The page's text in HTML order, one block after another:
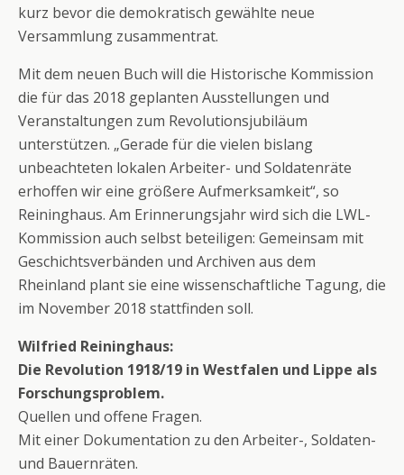
kurz bevor die demokratisch gewählte neue
Versammlung zusammentrat.
Mit dem neuen Buch will die Historische Kommission
die für das 2018 geplanten Ausstellungen und
Veranstaltungen zum Revolutionsjubiläum
unterstützen. „Gerade für die vielen bislang
unbeachteten lokalen Arbeiter- und Soldatenräte
erhoffen wir eine größere Aufmerksamkeit“, so
Reininghaus. Am Erinnerungsjahr wird sich die LWL-
Kommission auch selbst beteiligen: Gemeinsam mit
Geschichtsverbänden und Archiven aus dem
Rheinland plant sie eine wissenschaftliche Tagung, die
im November 2018 stattfinden soll.
Wilfried Reininghaus:
Die Revolution 1918/19 in Westfalen und Lippe als
Forschungsproblem.
Quellen und offene Fragen.
Mit einer Dokumentation zu den Arbeiter-, Soldaten-
und Bauernräten.